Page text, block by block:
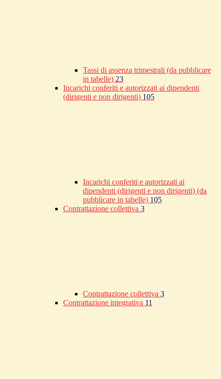
Tassi di assenza trimestrali (da pubblicare
in tabelle) 23
Incarichi conferiti e autorizzati ai dipendenti
(dirigenti e non dirigenti) 105
Incarichi conferiti e autorizzati ai
dipendenti (dirigenti e non dirigenti) (da
pubblicare in tabelle) 105
Contrattazione collettiva 3
Contrattazione collettiva 3
Contrattazione integrativa 11